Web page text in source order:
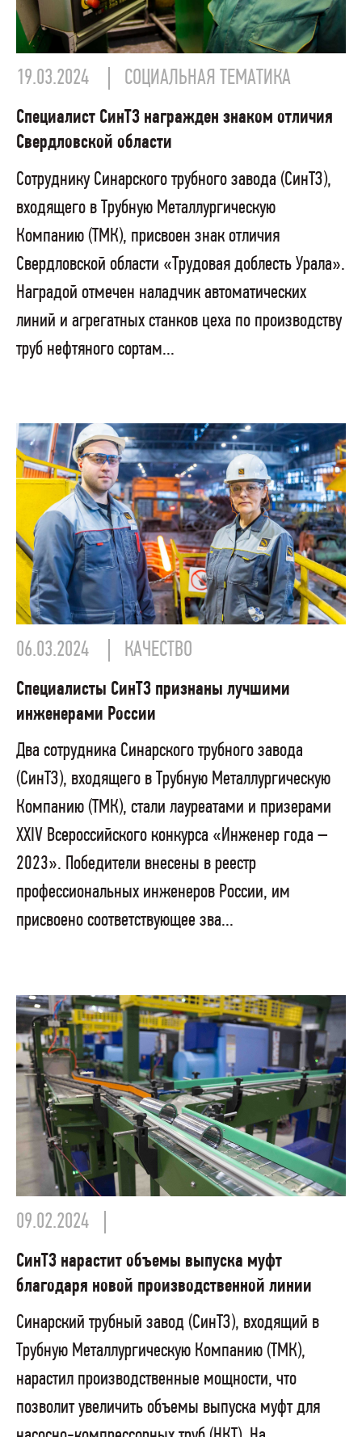
19.03.2024 СОЦИАЛЬНАЯ ТЕМАТИКА
Специалист СинТЗ награжден знаком отличия
Свердловской области
Сотруднику Синарского трубного завода (СинТЗ),
входящего в Трубную Металлургическую
Компанию (ТМК), присвоен знак отличия
Свердловской области «Трудовая доблесть Урала».
Наградой отмечен наладчик автоматических
линий и агрегатных станков цеха по производству
труб нефтяного сортам...
06.03.2024 КАЧЕСТВО
Специалисты СинТЗ признаны лучшими
инженерами России
Два сотрудника Синарского трубного завода
(СинТЗ), входящего в Трубную Металлургическую
Компанию (ТМК), стали лауреатами и призерами
XХIV Всероссийского конкурса «Инженер года –
2023». Победители внесены в реестр
профессиональных инженеров России, им
присвоено соответствующее зва...
09.02.2024
СинТЗ нарастит объемы выпуска муфт
благодаря новой производственной линии
Синарский трубный завод (СинТЗ), входящий в
Трубную Металлургическую Компанию (ТМК),
нарастил производственные мощности, что
позволит увеличить объемы выпуска муфт для